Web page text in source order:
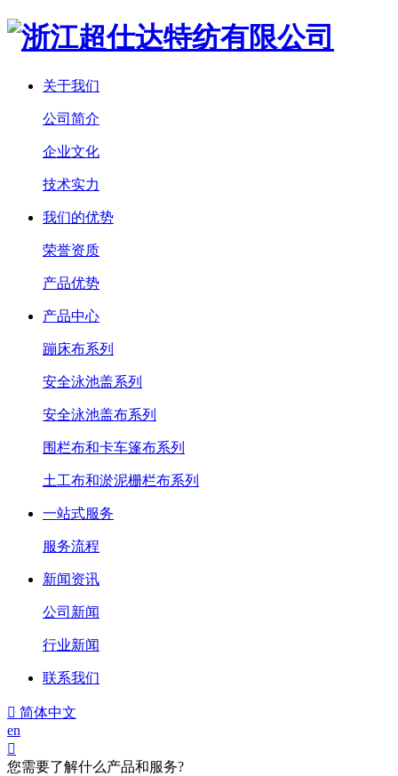
关于我们
公司简介
企业文化
技术实力
我们的优势
荣誉资质
产品优势
产品中心
蹦床布系列
安全泳池盖系列
安全泳池盖布系列
围栏布和卡车篷布系列
土工布和淤泥栅栏布系列
一站式服务
服务流程
新闻资讯
公司新闻
行业新闻
联系我们
 简体中文
en

您需要了解什么产品和服务?